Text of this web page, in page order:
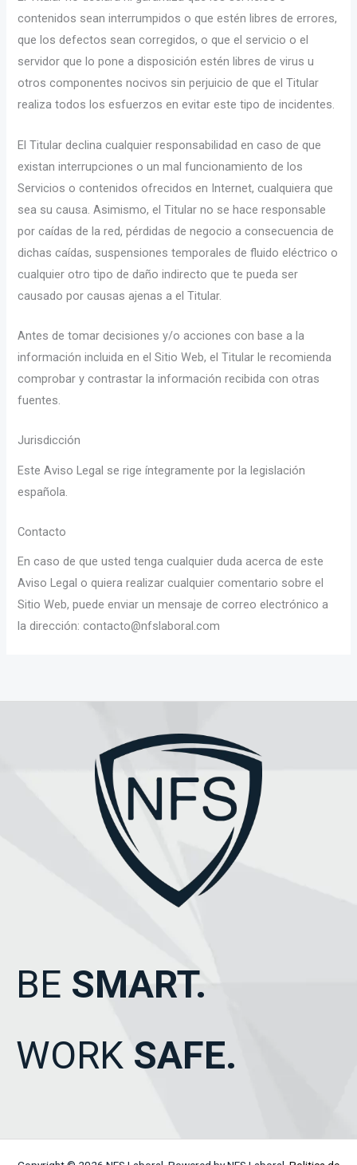
contenidos sean interrumpidos o que estén libres de errores,
que los defectos sean corregidos, o que el servicio o el
servidor que lo pone a disposición estén libres de virus u
otros componentes nocivos sin perjuicio de que el Titular
realiza todos los esfuerzos en evitar este tipo de incidentes.
El Titular declina cualquier responsabilidad en caso de que
existan interrupciones o un mal funcionamiento de los
Servicios o contenidos ofrecidos en Internet, cualquiera que
sea su causa. Asimismo, el Titular no se hace responsable
por caídas de la red, pérdidas de negocio a consecuencia de
dichas caídas, suspensiones temporales de fluido eléctrico o
cualquier otro tipo de daño indirecto que te pueda ser
causado por causas ajenas a el Titular.
Antes de tomar decisiones y/o acciones con base a la
información incluida en el Sitio Web, el Titular le recomienda
comprobar y contrastar la información recibida con otras
fuentes.
Jurisdicción
Este Aviso Legal se rige íntegramente por la legislación
española.
Contacto
En caso de que usted tenga cualquier duda acerca de este
Aviso Legal o quiera realizar cualquier comentario sobre el
Sitio Web, puede enviar un mensaje de correo electrónico a
la dirección: contacto@nfslaboral.com
BE SMART.
WORK SAFE.